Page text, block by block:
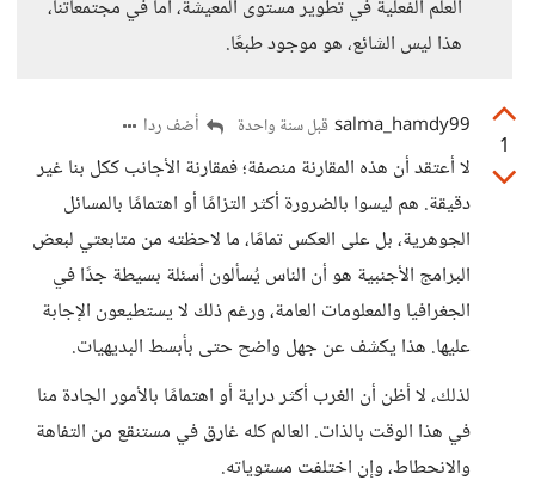
العلم الفعلية في تطوير مستوى المعيشة، أما في مجتمعاتنا،
هذا ليس الشائع، هو موجود طبعًا.
1
salma_hamdy99 قبل سنة واحدة أضف ردا
لا أعتقد أن هذه المقارنة منصفة؛ فمقارنة الأجانب ككل بنا غير
دقيقة. هم ليسوا بالضرورة أكثر التزامًا أو اهتمامًا بالمسائل
الجوهرية، بل على العكس تمامًا، ما لاحظته من متابعتي لبعض
البرامج الأجنبية هو أن الناس يُسألون أسئلة بسيطة جدًا في
الجغرافيا والمعلومات العامة، ورغم ذلك لا يستطيعون الإجابة
عليها. هذا يكشف عن جهل واضح حتى بأبسط البديهيات.
​لذلك، لا أظن أن الغرب أكثر دراية أو اهتمامًا بالأمور الجادة منا
في هذا الوقت بالذات. العالم كله غارق في مستنقع من التفاهة
والانحطاط، وإن اختلفت مستوياته.